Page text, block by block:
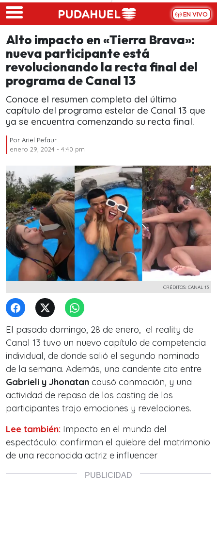
Skip to main content
EN VIVO
Alto impacto en «Tierra Brava»:
nueva participante está
revolucionando la recta final del
programa de Canal 13
Conoce el resumen completo del último
capítulo del programa estelar de Canal 13 que
ya se encuentra comenzando su recta final.
Por Ariel Pefaur
enero 29, 2024 - 4:40 pm
CRÉDITOS: CANAL 13
El pasado domingo, 28 de enero, el reality de
Canal 13 tuvo un nuevo capítulo de competencia
individual, de donde salió el segundo nominado
de la semana. Además, una candente cita entre
Gabrieli y Jhonatan causó conmoción, y una
actividad de repaso de los casting de los
participantes trajo emociones y revelaciones.
Lee también: Impacto en el mundo del
espectáculo: confirman el quiebre del matrimonio
de una reconocida actriz e influencer